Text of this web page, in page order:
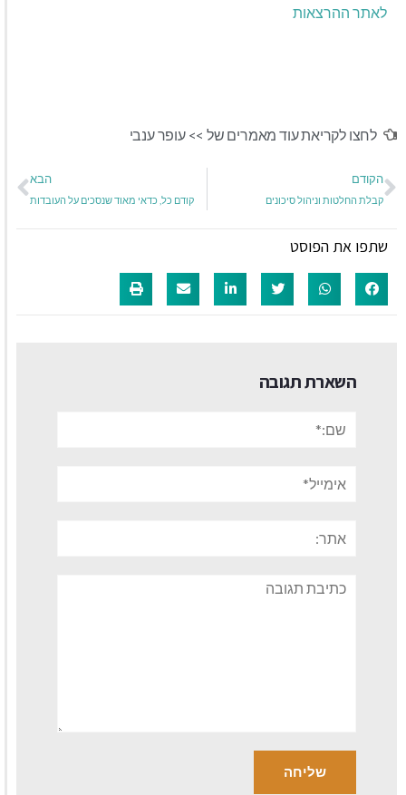
לאתר ההרצאות
לחצו לקריאת עוד מאמרים של >> עופר ענבי
הקודם
קבלת החלטות וניהול סיכונים
הבא
קודם כל, כדאי מאוד שנסכים על העובדות
שתפו את הפוסט
השארת תגובה
תגובה